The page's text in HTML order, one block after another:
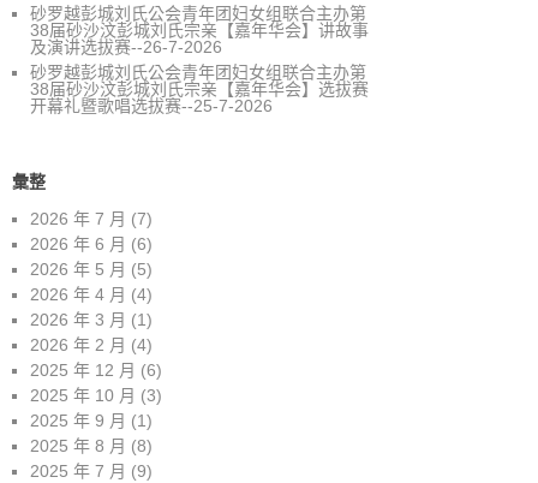
砂罗越彭城刘氏公会青年团妇女组联合主办第
38届砂沙汶彭城刘氏宗亲【嘉年华会】讲故事
及演讲选拔赛--26-7-2026
砂罗越彭城刘氏公会青年团妇女组联合主办第
38届砂沙汶彭城刘氏宗亲【嘉年华会】选拔赛
开幕礼暨歌唱选拔赛--25-7-2026
彙整
2026 年 7 月 (7)
2026 年 6 月 (6)
2026 年 5 月 (5)
2026 年 4 月 (4)
2026 年 3 月 (1)
2026 年 2 月 (4)
2025 年 12 月 (6)
2025 年 10 月 (3)
2025 年 9 月 (1)
2025 年 8 月 (8)
2025 年 7 月 (9)